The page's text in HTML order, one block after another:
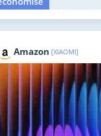
Amazon [XIAOMI]